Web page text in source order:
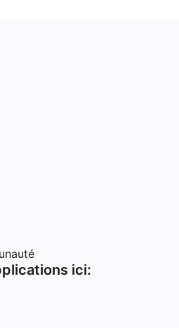
ici: